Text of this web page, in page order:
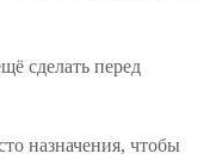
сделать перед
назначения, чтобы